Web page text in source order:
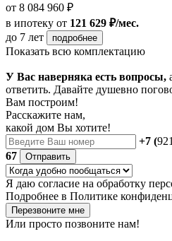
от 8 084 960 ₽
в ипотеку от 121 629 ₽/мес.
до 7 лет
подробнее
Показать всю комплектацию
У Вас наверняка есть вопросы,
ответить. Давайте душевно
Вам построим!
Расскажите нам,
какой дом Вы хотите!
+7 (
67
Отправить
Я даю согласие на обработку
Подробнее в Политике
Перезвоните мне
Или просто позвоните нам!